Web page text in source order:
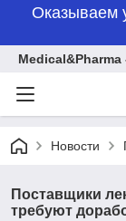
Оказываем
Новости
Поставщики
требуют